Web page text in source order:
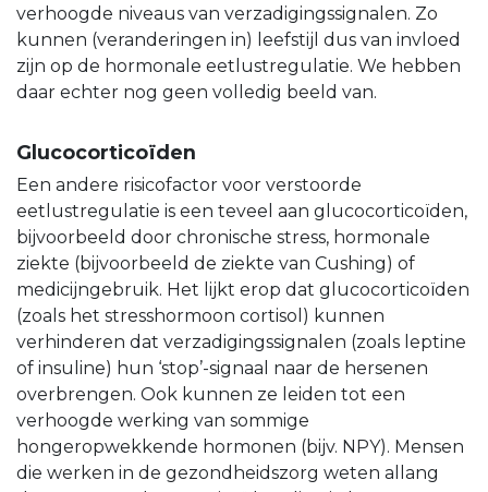
verhoogde niveaus van verzadigingssignalen. Zo
kunnen (veranderingen in) leefstijl dus van invloed
zijn op de hormonale eetlustregulatie. We hebben
daar echter nog geen volledig beeld van.
Glucocorticoïden
Een andere risicofactor voor verstoorde
eetlustregulatie is een teveel aan glucocorticoïden,
bijvoorbeeld door chronische stress, hormonale
ziekte (bijvoorbeeld de ziekte van Cushing) of
medicijngebruik. Het lijkt erop dat glucocorticoïden
(zoals het stresshormoon cortisol) kunnen
verhinderen dat verzadigingssignalen (zoals leptine
of insuline) hun ‘stop’-signaal naar de hersenen
overbrengen. Ook kunnen ze leiden tot een
verhoogde werking van sommige
hongeropwekkende hormonen (bijv. NPY). Mensen
die werken in de gezondheidszorg weten allang